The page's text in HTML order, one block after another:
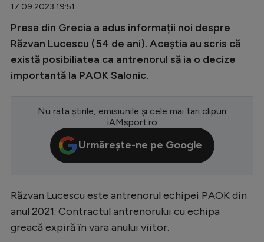
Inedit
Clasamente
Europa League
Conference League
CM 2026
LaLiga
Serie A
17.09.2023 19:51
Presa din Grecia a adus informații noi despre
Răzvan Lucescu (54 de ani). Aceștia au scris că
există posibiliatea ca antrenorul să ia o decize
importantă la PAOK Salonic.
Nu rata știrile, emisiunile și cele mai tari clipuri
iAMsport.ro
Urmărește-ne pe Google
Răzvan Lucescu este antrenorul echipei PAOK din
anul 2021. Contractul antrenorului cu echipa
greacă expiră în vara anului viitor.